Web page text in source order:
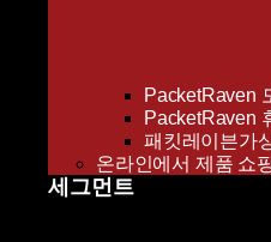
PacketRaven
PacketRaven
패킷레이븐가
온라인에서 제품 쇼
세그먼트